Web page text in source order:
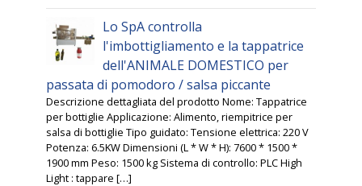
Lo SpA controlla
l'imbottigliamento e la tappatrice
dell'ANIMALE DOMESTICO per
passata di pomodoro / salsa piccante
Descrizione dettagliata del prodotto Nome: Tappatrice
per bottiglie Applicazione: Alimento, riempitrice per
salsa di bottiglie Tipo guidato: Tensione elettrica: 220 V
Potenza: 6.5KW Dimensioni (L * W * H): 7600 * 1500 *
1900 mm Peso: 1500 kg Sistema di controllo: PLC High
Light : tappare […]